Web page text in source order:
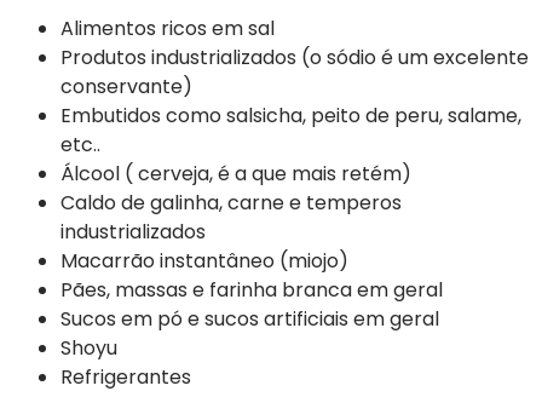
Alimentos ricos em sal
Produtos industrializados (o sódio é um excelente
conservante)
Embutidos como salsicha, peito de peru, salame,
etc..
Álcool ( cerveja, é a que mais retém)
Caldo de galinha, carne e temperos
industrializados
Macarrão instantâneo (miojo)
Pães, massas e farinha branca em geral
Sucos em pó e sucos artificiais em geral
Shoyu
Refrigerantes